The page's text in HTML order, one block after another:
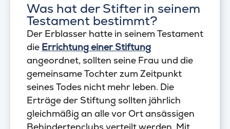
Was hat der Stifter in seinem
Testament bestimmt?
Der Erblasser hatte in seinem Testament
die Errichtung einer Stiftung
angeordnet, sollten seine Frau und die
gemeinsame Tochter zum Zeitpunkt
seines Todes nicht mehr leben. Die
Erträge der Stiftung sollten jährlich
gleichmäßig an alle vor Ort ansässigen